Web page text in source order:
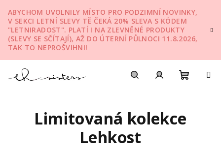
na
obsah
ABYCHOM UVOLNILY MÍSTO PRO PODZIMNÍ NOVINKY,
V SEKCI LETNÍ SLEVY TĚ ČEKÁ 20% SLEVA S KÓDEM
"LETNIRADOST". PLATÍ I NA ZLEVNĚNÉ PRODUKTY
(SLEVY SE SČÍTAJÍ), AŽ DO ÚTERNÍ PŮLNOCI 11.8.2026,
TAK TO NEPROŠVIHNI!
košík
Limitovaná kolekce
Lehkost